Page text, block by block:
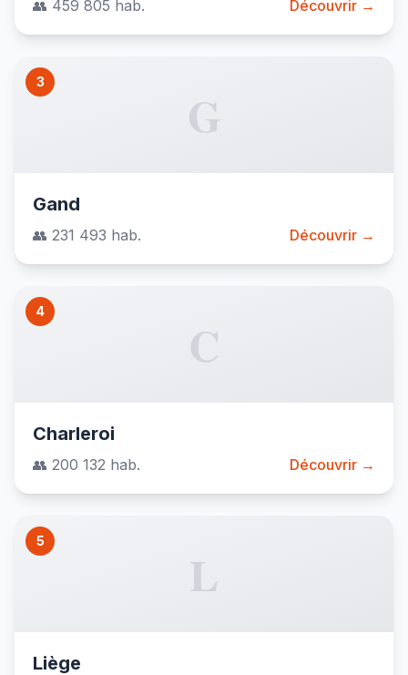
👥 459 805 hab. Découvrir →
3
G
Gand
👥 231 493 hab. Découvrir →
4
C
Charleroi
👥 200 132 hab. Découvrir →
5
L
Liège